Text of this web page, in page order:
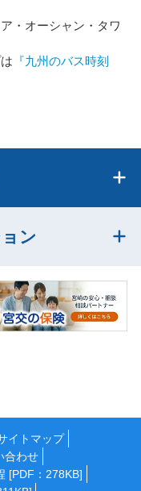
・オーシャン・タワ
『九州のバス時刻
ン
イトマップ
合わせ
[PDF：278KB]